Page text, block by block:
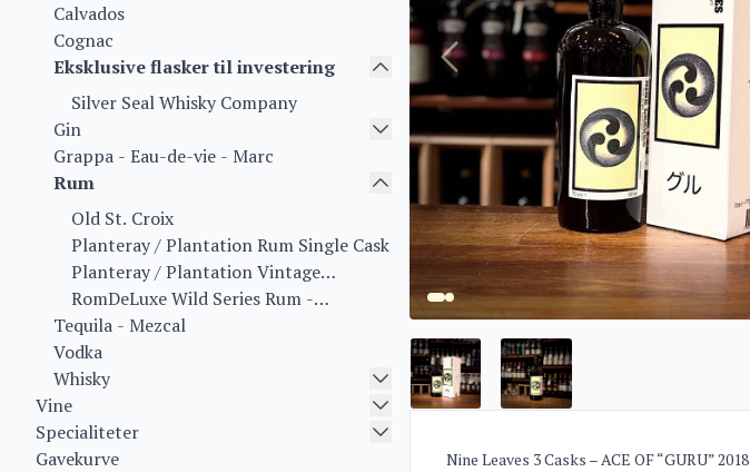
Calvados
Cognac
Eksklusive flasker til investering
Silver Seal Whisky Company
Gin
Grappa - Eau-de-vie - Marc
Rum
Old St. Croix
Planteray / Plantation Rum Single Cask
Planteray / Plantation Vintage
Collection
RomDeLuxe Wild Series Rum -
Collectors Series Rum - Limited Batch
Series
Tequila - Mezcal
Vodka
Whisky
Vine
Specialiteter
Gavekurve
Nine Leaves 3 Casks – ACE OF “GURU” 2018